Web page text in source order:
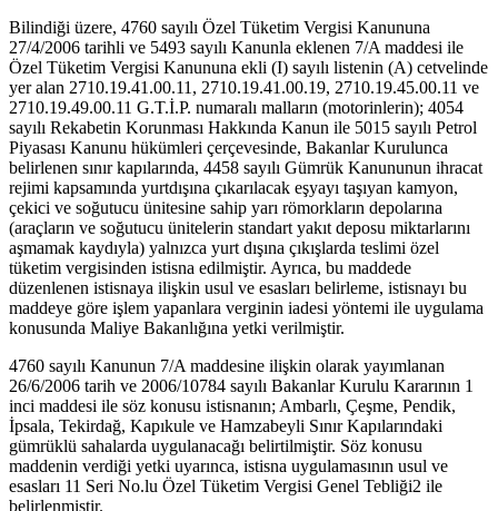
Bilindiği üzere, 4760 sayılı Özel Tüketim Vergisi Kanununa
27/4/2006 tarihli ve 5493 sayılı Kanunla eklenen 7/A maddesi ile
Özel Tüketim Vergisi Kanununa ekli (I) sayılı listenin (A) cetvelinde
yer alan 2710.19.41.00.11, 2710.19.41.00.19, 2710.19.45.00.11 ve
2710.19.49.00.11 G.T.İ.P. numaralı malların (motorinlerin); 4054
sayılı Rekabetin Korunması Hakkında Kanun ile 5015 sayılı Petrol
Piyasası Kanunu hükümleri çerçevesinde, Bakanlar Kurulunca
belirlenen sınır kapılarında, 4458 sayılı Gümrük Kanununun ihracat
rejimi kapsamında yurtdışına çıkarılacak eşyayı taşıyan kamyon,
çekici ve soğutucu ünitesine sahip yarı römorkların depolarına
(araçların ve soğutucu ünitelerin standart yakıt deposu miktarlarını
aşmamak kaydıyla) yalnızca yurt dışına çıkışlarda teslimi özel
tüketim vergisinden istisna edilmiştir. Ayrıca, bu maddede
düzenlenen istisnaya ilişkin usul ve esasları belirleme, istisnayı bu
maddeye göre işlem yapanlara verginin iadesi yöntemi ile uygulama
konusunda Maliye Bakanlığına yetki verilmiştir.
4760 sayılı Kanunun 7/A maddesine ilişkin olarak yayımlanan
26/6/2006 tarih ve 2006/10784 sayılı Bakanlar Kurulu Kararının 1
inci maddesi ile söz konusu istisnanın; Ambarlı, Çeşme, Pendik,
İpsala, Tekirdağ, Kapıkule ve Hamzabeyli Sınır Kapılarındaki
gümrüklü sahalarda uygulanacağı belirtilmiştir. Söz konusu
maddenin verdiği yetki uyarınca, istisna uygulamasının usul ve
esasları 11 Seri No.lu Özel Tüketim Vergisi Genel Tebliği2 ile
belirlenmiştir.